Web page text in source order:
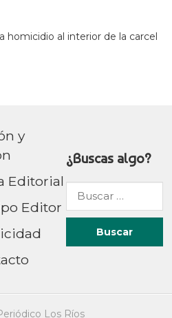
homicidio al interior de la carcel
y
Editorial
Editor
¿Buscas algo?
Buscar
por:
Los Ríos